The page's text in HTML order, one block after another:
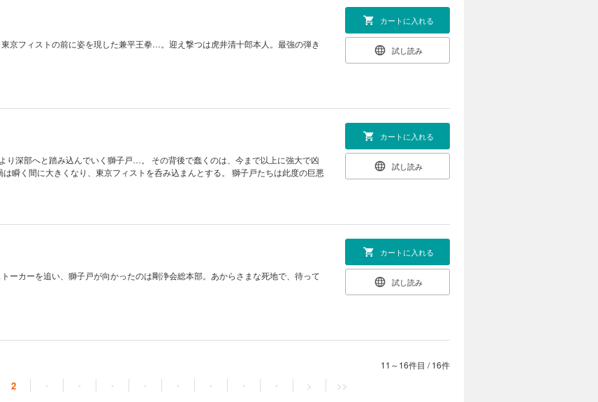
京フィストの前に姿を現した兼平王拳…。迎え撃つは虎井清十郎本人。最強の弾き
カートに入れる
試し読み
り深部へと踏み込んでいく獅子戸…。 その背後で蠢くのは、今まで以上に強大で凶
瞬く間に大きくなり、東京フィストを呑み込まんとする。 獅子戸たちは此度の巨悪
カートに入れる
試し読み
ーカーを追い、獅子戸が向かったのは剛浄会総本部。あからさまな死地で、待って
カートに入れる
試し読み
11～16件目 /16件
2 ・ ・ ・ ・ ・ ・ ・ ・ > >>